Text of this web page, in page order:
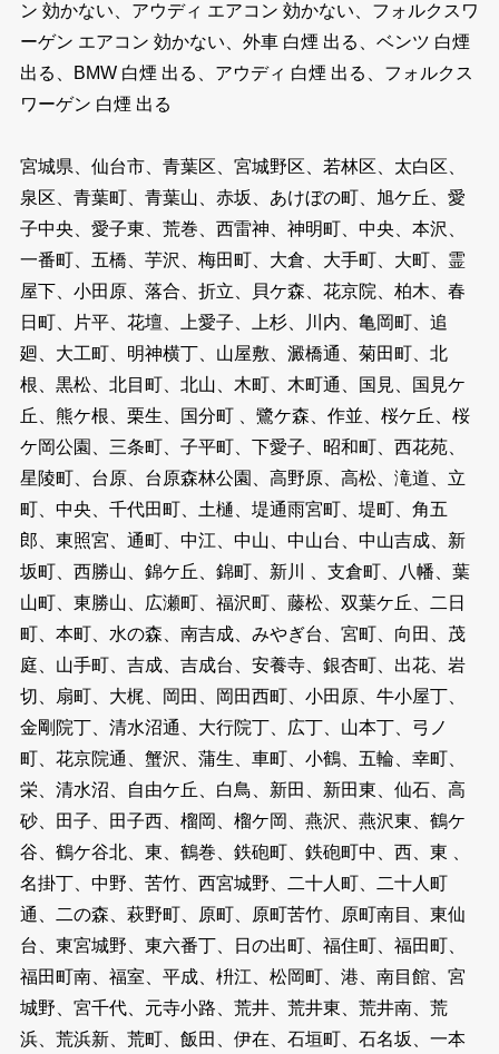
ン 効かない、アウディ エアコン 効かない、フォルクスワ
ーゲン エアコン 効かない、外車 白煙 出る、ベンツ 白煙
出る、BMW 白煙 出る、アウディ 白煙 出る、フォルクス
ワーゲン 白煙 出る
宮城県、仙台市、青葉区、宮城野区、若林区、太白区、
泉区、青葉町、青葉山、赤坂、あけぼの町、旭ケ丘、愛
子中央、愛子東、荒巻、西雷神、神明町、中央、本沢、
一番町、五橋、芋沢、梅田町、大倉、大手町、大町、霊
屋下、小田原、落合、折立、貝ケ森、花京院、柏木、春
日町、片平、花壇、上愛子、上杉、川内、亀岡町、追
廻、大工町、明神横丁、山屋敷、澱橋通、菊田町、北
根、黒松、北目町、北山、木町、木町通、国見、国見ケ
丘、熊ケ根、栗生、国分町 、鷺ケ森、作並、桜ケ丘、桜
ケ岡公園、三条町、子平町、下愛子、昭和町、西花苑、
星陵町、台原、台原森林公園、高野原、高松、滝道、立
町、中央、千代田町、土樋、堤通雨宮町、堤町、角五
郎、東照宮、通町、中江、中山、中山台、中山吉成、新
坂町、西勝山、錦ケ丘、錦町、新川 、支倉町、八幡、葉
山町、東勝山、広瀬町、福沢町、藤松、双葉ケ丘、二日
町、本町、水の森、南吉成、みやぎ台、宮町、向田、茂
庭、山手町、吉成、吉成台、安養寺、銀杏町、出花、岩
切、扇町、大梶、岡田、岡田西町、小田原、牛小屋丁、
金剛院丁、清水沼通、大行院丁、広丁、山本丁、弓ノ
町、花京院通、蟹沢、蒲生、車町、小鶴、五輪、幸町、
栄、清水沼、自由ケ丘、白鳥、新田、新田東、仙石、高
砂、田子、田子西、榴岡、榴ケ岡、燕沢、燕沢東、鶴ケ
谷、鶴ケ谷北、東、鶴巻、鉄砲町、鉄砲町中、西、東 、
名掛丁、中野、苦竹、西宮城野、二十人町、二十人町
通、二の森、萩野町、原町、原町苦竹、原町南目、東仙
台、東宮城野、東六番丁、日の出町、福住町、福田町、
福田町南、福室、平成、枡江、松岡町、港、南目館、宮
城野、宮千代、元寺小路、荒井、荒井東、荒井南、荒
浜、荒浜新、荒町、飯田、伊在、石垣町、石名坂、一本